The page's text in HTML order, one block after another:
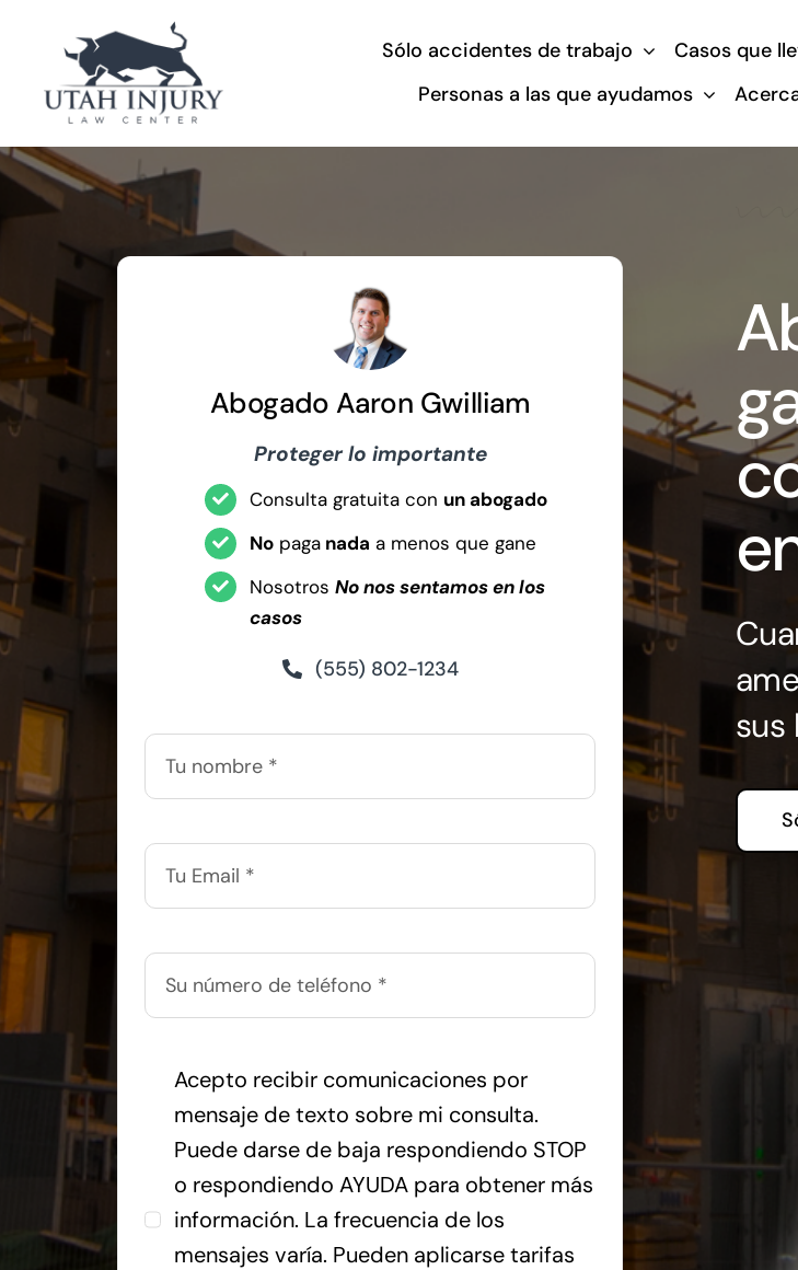
contenido
Sólo accidentes de trabajo
Casos que
Personas a las que ayudamos
Abogado Aaron Gwilliam
Proteger lo importante
Consulta gratuita con un abogado
Nopaganada a menos que gane
Nosotros No nos sentamos en los
casos
(555) 802-1234
Acepto recibir comunicaciones por
mensaje de texto sobre mi consulta.
Puede darse de baja respondiendo STOP
o respondiendo AYUDA para obtener más
información. La frecuencia de los
mensajes varía. Pueden aplicarse tarifas
sus